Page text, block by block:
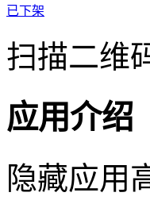
已下架
扫描二维
应用介绍
隐藏应用